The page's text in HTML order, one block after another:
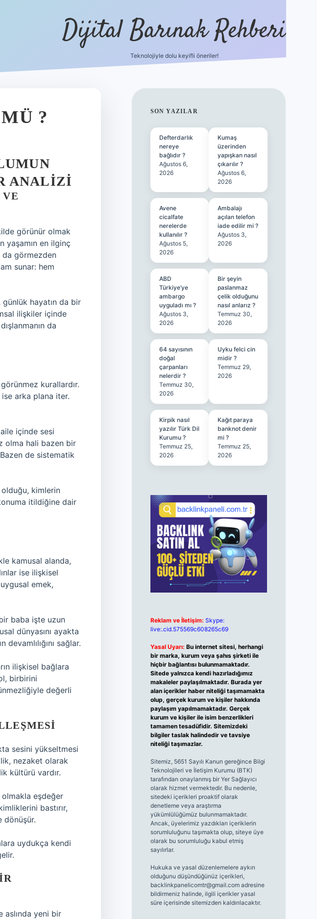
Dijital Barınak Rehberi
Teknolojiyle dolu keyifli öneriler!
?
ANALIZI
VE
görünür olmak
yaşamın en ilginç
da görmezden
sunar: hem
günlük hayatın da bir
ilişkiler içinde
da
kurallardır.
ise arka plana iter.
içinde sesi
olma hali bazen bir
de sistematik
kimlerin
itildiğine dair
kamusal alanda,
ise ilişkisel
emek,
baba işte uzun
dünyasını ayakta
sağlar.
ilişkisel bağlara
birbirini
değerli
sesini yükseltmesi
nezaket olarak
kültürü vardır.
olmakla eşdeğer
bastırır,
dönüşür.
uydukça kendi
aslında yeni bir
SIDEBAR
SON YAZILAR
Defterdarlık
nereye
bağlıdır ?
Ağustos 6,
2026
Kumaş
üzerinden
yapışkan nasıl
çıkarılır ?
Ağustos 6,
2026
Avene
cicalfate
nerelerde
kullanılır ?
Ağustos 5,
2026
Ambalajı
açılan telefon
iade edilir mi ?
Ağustos 3,
2026
ABD
Türkiye’ye
ambargo
uyguladı mı ?
Ağustos 3,
2026
Bir şeyin
paslanmaz
çelik olduğunu
nasıl anlarız ?
Temmuz 30,
2026
64 sayısının
doğal
çarpanları
nelerdir ?
Temmuz 30,
2026
Uyku felci cin
midir ?
Temmuz 29,
2026
Kirpik nasıl
yazılır Türk Dil
Kurumu ?
Temmuz 25,
2026
Kağıt paraya
banknot denir
mi ?
Temmuz 25,
2026
Reklam ve İletişim: Skype:
live:.cid.575569c608265c69
Yasal Uyarı: Bu internet sitesi, herhangi
bir marka, kurum veya şahıs şirketi ile
hiçbir bağlantısı bulunmamaktadır.
Sitede yalnızca kendi hazırladığımız
makaleler paylaşılmaktadır. Burada yer
alan içerikler haber niteliği taşımamakta
olup, gerçek kurum ve kişiler hakkında
paylaşım yapılmamaktadır. Gerçek
kurum ve kişiler ile isim benzerlikleri
tamamen tesadüfidir. Sitemizdeki
bilgiler taslak halindedir ve tavsiye
niteliği taşımazlar.
Sitemiz, 5651 Sayılı Kanun gereğince Bilgi
Teknolojileri ve İletişim Kurumu (BTK)
tarafından onaylanmış bir Yer Sağlayıcı
olarak hizmet vermektedir. Bu nedenle,
sitedeki içerikleri proaktif olarak
denetleme veya araştırma
yükümlülüğümüz bulunmamaktadır.
Ancak, üyelerimiz yazdıkları içeriklerin
sorumluluğunu taşımakta olup, siteye üye
olarak bu sorumluluğu kabul etmiş
sayılırlar.
Hukuka ve yasal düzenlemelere aykırı
olduğunu düşündüğünüz içerikleri,
backlinkpanelicomtr@gmail.comadresine
bildirmeniz halinde, ilgili içerikler yasal
süre içerisinde sitemizden kaldırılacaktır.
hiltonbet